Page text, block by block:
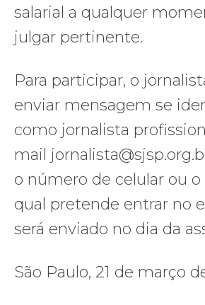
salarial a qualquer
julgar pertinente.
Para participar, o
enviar mensagem se
como jornalista
mail
o número de celular ou
qual pretende entrar no
será enviado no dia da
São Paulo, 21 de março